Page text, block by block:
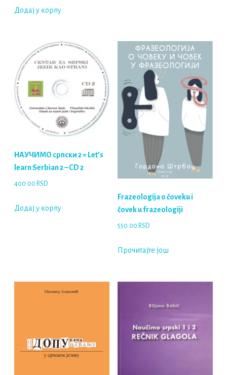
Додај у корпу
НАУЧИМО српски 2 = Let’s
learn Serbian 2 – CD 2
400.00 RSD
Додај у корпу
Frazeologija o čoveku i
čovek u frazeologiji
550.00 RSD
Прочитајте још